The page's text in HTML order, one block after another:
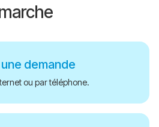
demande
ou par téléphone.